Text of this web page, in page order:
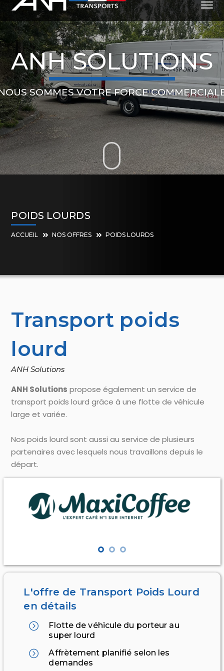
ANH SOLUTIONS
SOMMES VOTRE FORCE
POIDS LOURDS
ACCUEIL NOS OFFRES POIDS LOURDS
Transport poids
lourd
ANH Solutions
ANH Solutions propose également un service de
transport poids lourd grâce à une flotte de véhicule
large et variée.
Nos poids lourd sont aussi au service de plusieurs
partenaires avec lesquels nous travaillons depuis le
départ.
L'offre de Transport Poids Lourd
en détails
Flotte de véhicule du porteur au
super lourd
Affrètement planifié selon les
demandes